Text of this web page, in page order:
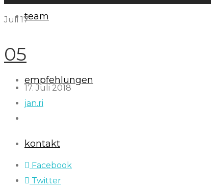
team
empfehlungen
kontakt
Juli 17
05
17. Juli 2018
jan.ri
Facebook
Twitter